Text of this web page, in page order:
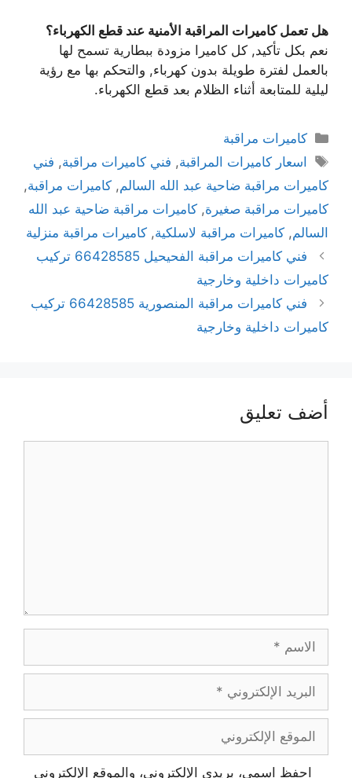
هل تعمل كاميرات المراقبة الأمنية عند قطع الكهرباء؟
نعم بكل تأكيد, كل كاميرا مزودة ببطارية تسمح لها
بالعمل لفترة طويلة بدون كهرباء, والتحكم بها مع رؤية
ليلية للمتابعة أثناء الظلام بعد قطع الكهرباء.
كاميرات مراقبة
اسعار كاميرات المراقبة, فني كاميرات مراقبة, فني
كاميرات مراقبة ضاحية عبد الله السالم, كاميرات مراقبة,
كاميرات مراقبة صغيرة, كاميرات مراقبة ضاحية عبد الله
السالم, كاميرات مراقبة لاسلكية, كاميرات مراقبة منزلية
فني كاميرات مراقبة الفحيحيل 66428585 تركيب
كاميرات داخلية وخارجية
فني كاميرات مراقبة المنصورية 66428585 تركيب
كاميرات داخلية وخارجية
أضف تعليق
احفظ اسمي، بريدي الإلكتروني، والموقع الإلكتروني